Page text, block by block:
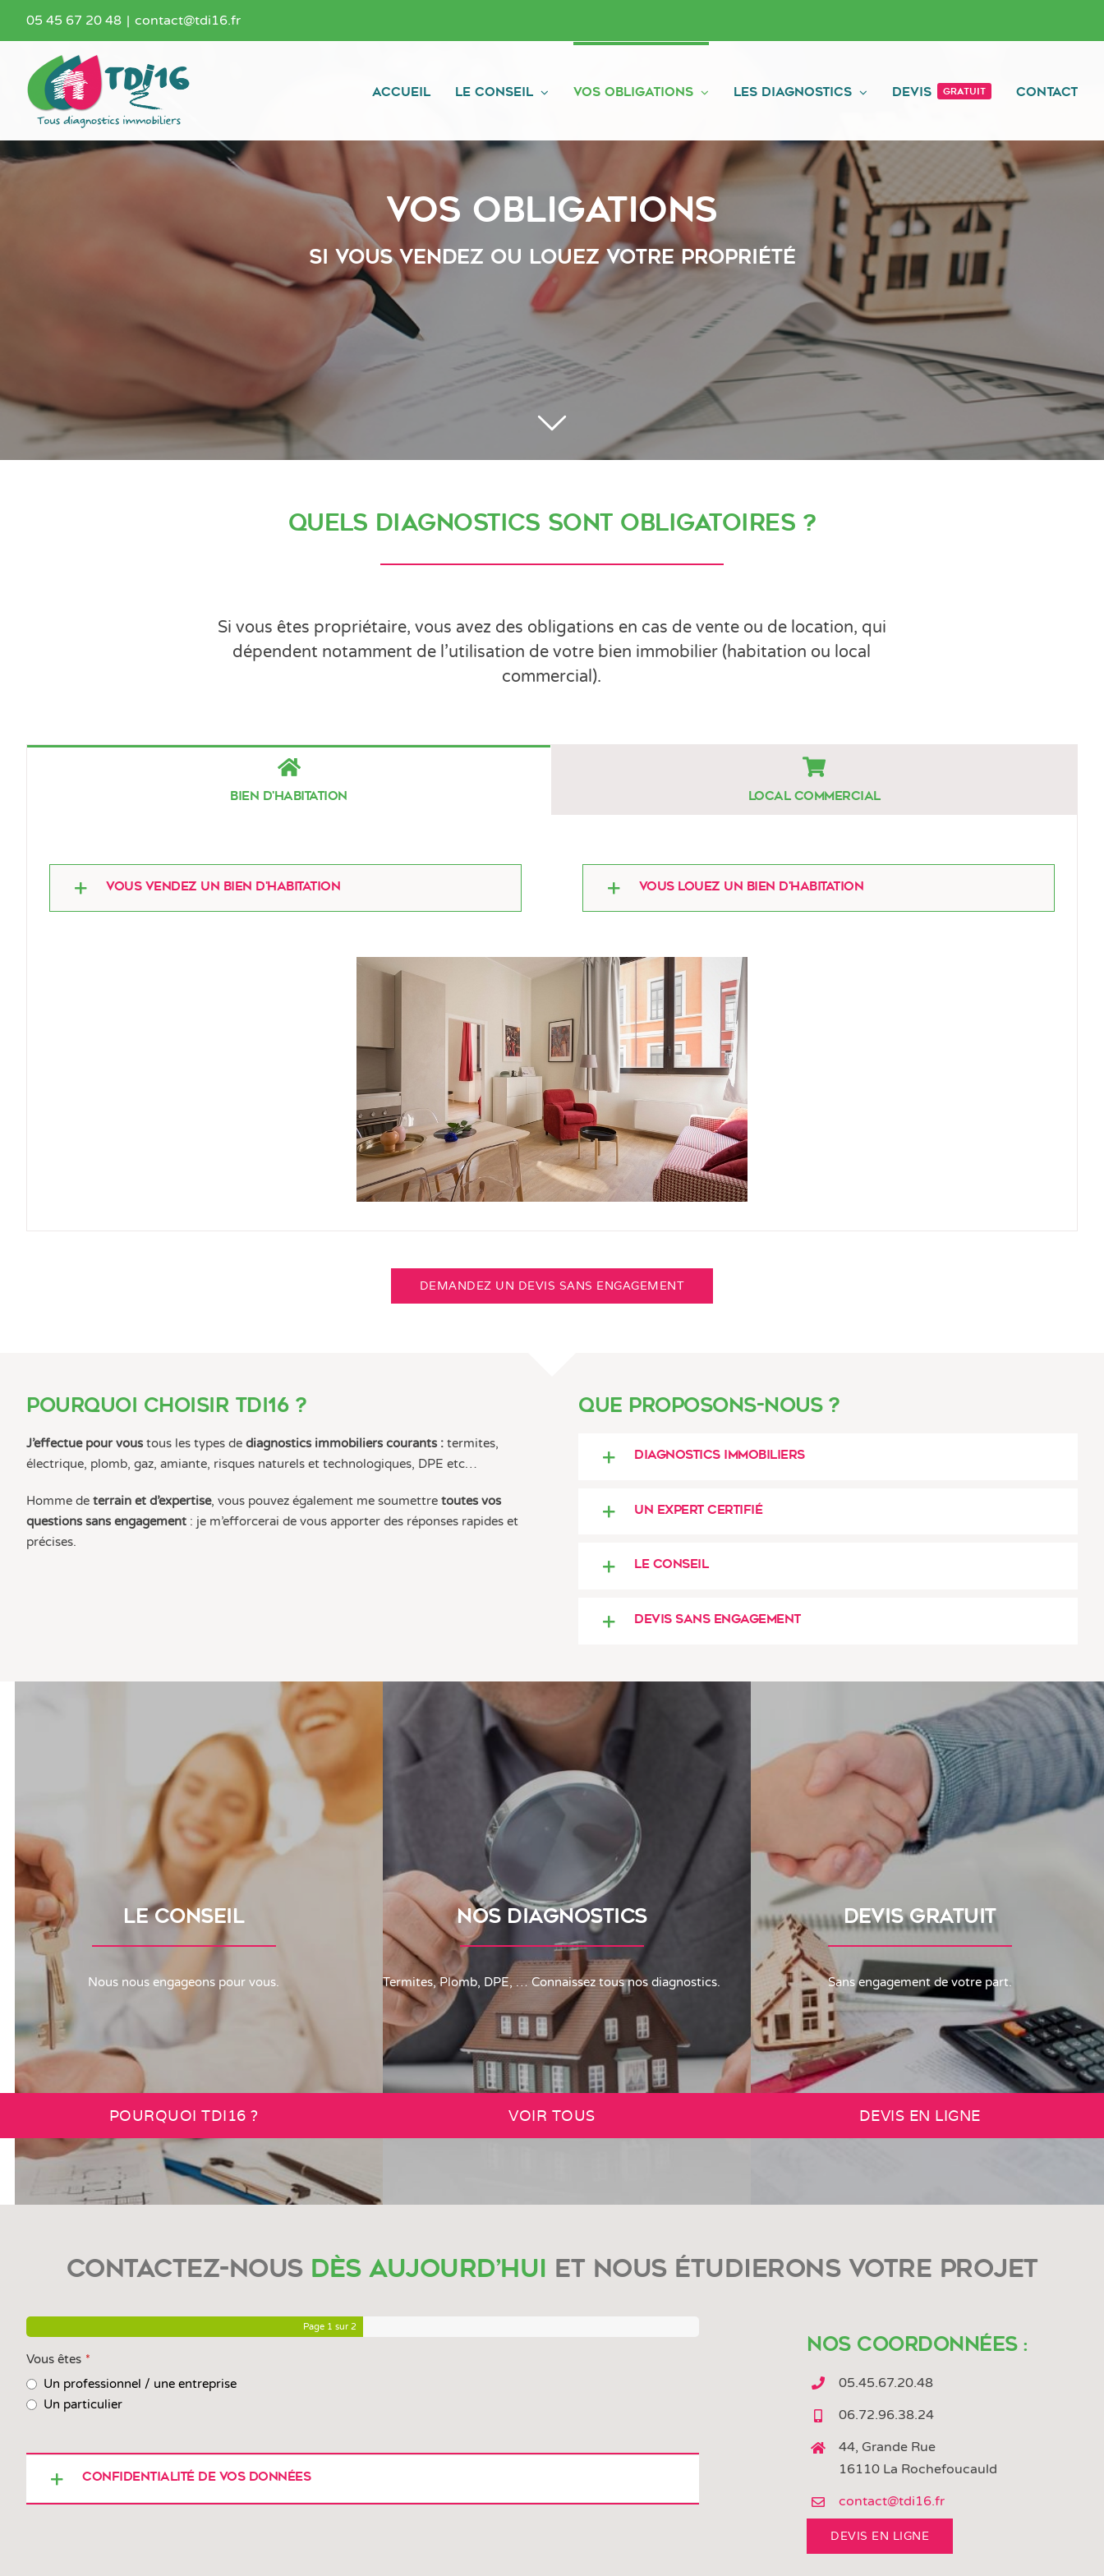
05 45 67 20 48 | contact@tdi16.fr
Accueil Le conseil Vos obligations Les diagnostics Devis Gratuit Contact
Vos obligations
si vous vendez ou louez votre propriété
Quels diagnostics sont obligatoires ?
Si vous êtes propriétaire, vous avez des obligations en cas de vente ou de location, qui
dépendent notamment de l’utilisation de votre bien immobilier (habitation ou local
commercial).
Bien d'habitation Local commercial
Vous vendez un bien d'habitation Vous louez un bien d'habitation
DEMANDEZ UN DEVIS SANS ENGAGEMENT
Pourquoi choisir TDI16 ?
J’effectue pour voustous les types de diagnostics immobiliers courants : termites,
électrique, plomb, gaz, amiante, risques naturels et technologiques, DPE etc…
Homme de terrain et d’expertise, vous pouvez également me soumettre toutes vos
questions sans engagement : je m’efforcerai de vous apporter des réponses rapides et
précises.
Que proposons-nous ?
Diagnostics immobiliers
Un expert certifié
Le conseil
Devis sans engagement
LE CONSEIL
Nous nous engageons pour vous.
POURQUOI TDI16 ?
NOS DIAGNOSTICS
Termites, Plomb, DPE, … Connaissez tous nos diagnostics.
VOIR TOUS
DEVIS GRATUIT
Sans engagement de votre part.
DEVIS EN LIGNE
Contactez-nous dès aujourd’hui et nous étudierons votre projet
Page 1 sur 2
Vous êtes *
Un professionnel / une entreprise
Un particulier
Confidentialité de vos Données
Nos coordonnées :
05.45.67.20.48
06.72.96.38.24
44, Grande Rue
16110 La Rochefoucauld
contact@tdi16.fr
DEVIS EN LIGNE